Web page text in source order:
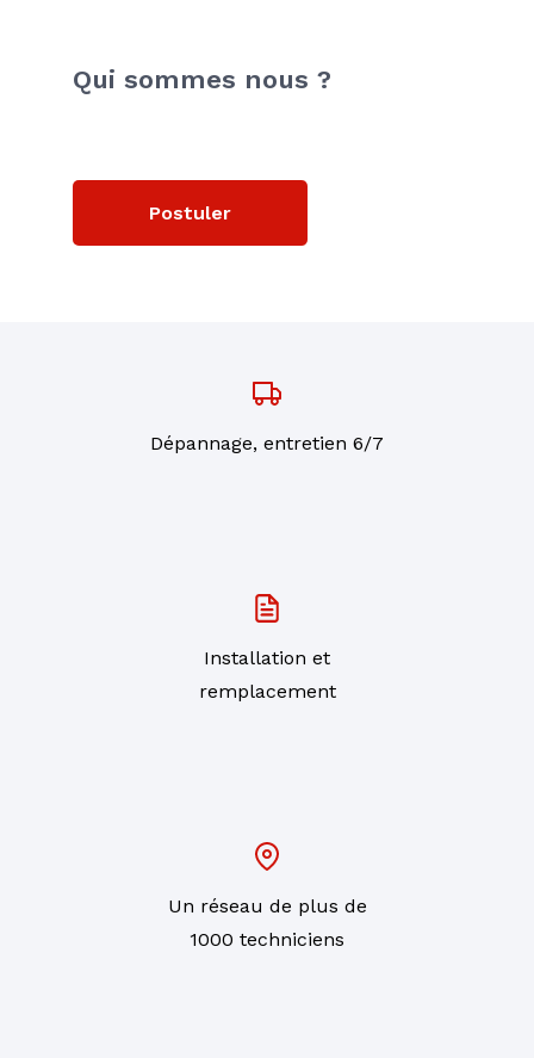
Qui sommes nous ?
Postuler
Dépannage, entretien 6/7
Installation et
remplacement
Un réseau de plus de
1000 techniciens